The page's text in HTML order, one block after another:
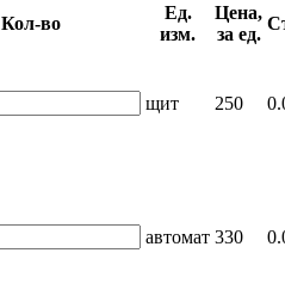
Кол-во
Ед.
изм.
Цена,
за ед.
щит 250
автомат 330